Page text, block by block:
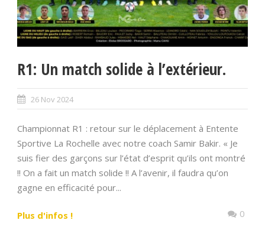
R1: Un match solide à l’extérieur.
26 Nov 2024
Championnat R1 : retour sur le déplacement à Entente
Sportive La Rochelle avec notre coach Samir Bakir. « Je
suis fier des garçons sur l’état d’esprit qu’ils ont montré
!! On a fait un match solide !! A l’avenir, il faudra qu’on
gagne en efficacité pour...
Plus d'infos ! 0